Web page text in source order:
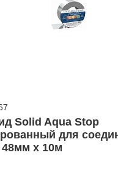
Solid Aqua Stop
для
х 10м